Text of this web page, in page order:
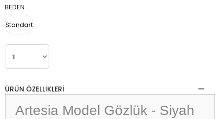
BEDEN
Standart
ÜRÜN ÖZELLIKLERI
Artesia Model Gözlük - Siyah